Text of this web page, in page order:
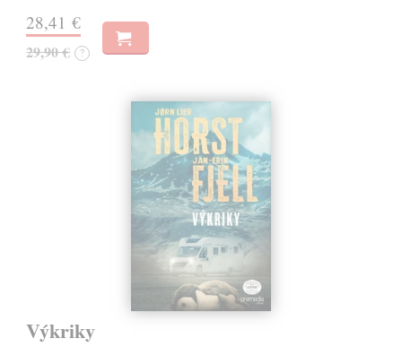
28,41 €
29,90 € ?
Výkriky